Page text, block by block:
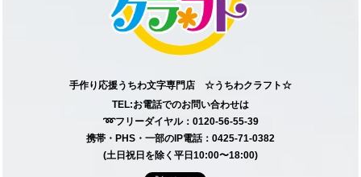
手作り応援うちわ文字専門店 ☆うちわクラフト☆
TEL:お電話でのお問い合わせは
➿フリーダイヤル：0120-56-55-39
携帯・PHS・一部のIP電話：0425-71-0382
(土日祝日を除く平日10:00〜18:00)